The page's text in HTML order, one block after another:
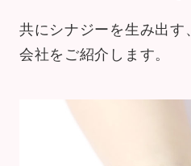
共にシナジーを生み出す、
会社をご紹介します。